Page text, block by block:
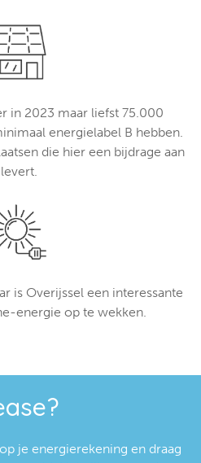
in 2023 maar liefst 75.000
energielabel B hebben.
die hier een bijdrage aan
levert.
is Overijssel een interessante
energie op te wekken.
je energierekening en draag